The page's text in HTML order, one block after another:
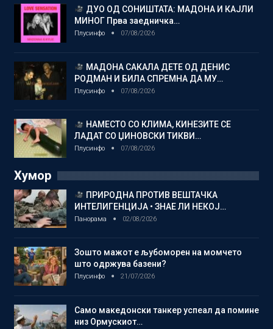
ДУО ОД СОНИШТАТА: МАДОНА И КАЈЛИ
МИНОГ Прва заедничка…
Плусинфо 07/08/2026
МАДОНА САКАЛА ДЕТЕ ОД ДЕНИС
РОДМАН И БИЛА СПРЕМНА ДА МУ…
Плусинфо 07/08/2026
НАМЕСТО СО КЛИМА, КИНЕЗИТЕ СЕ
ЛАДАТ СО ЏИНОВСКИ ТИКВИ…
Плусинфо 07/08/2026
Хумор
ПРИРОДНА ПРОТИВ ВЕШТАЧКА
ИНТЕЛИГЕНЦИЈА • ЗНАЕ ЛИ НЕКОЈ…
Панорама 02/08/2026
Зошто мажот е љубоморен на момчето
што одржува базени?
Плусинфо 21/07/2026
Само македонски танкер успеал да помине
низ Ормускиот…